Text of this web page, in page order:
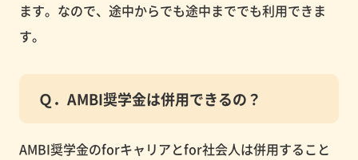
ます。なので、途中からでも途中まででも利用できま
す。
Ｑ．AMBI奨学金は併用できるの？
AMBI奨学金のforキャリアとfor社会人は併用すること